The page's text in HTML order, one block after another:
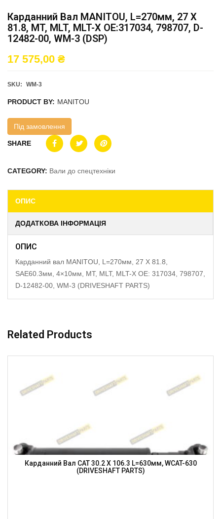
Карданний Вал MANITOU, L=270мм, 27 X
81.8, MT, MLT, MLT-X OE:317034, 798707, D-
12482-00, WM-3 (DSP)
17 575,00 ₴
SKU: WM-3
PRODUCT BY: MANITOU
Під замовлення
SHARE
CATEGORY: Вали до спецтехніки
ОПИС
ДОДАТКОВА ІНФОРМАЦІЯ
ОПИС
Карданний вал MANITOU, L=270мм, 27 X 81.8,
SAE60.3мм, 4×10мм, MT, MLT, MLT-X OE: 317034, 798707,
D-12482-00, WM-3 (DRIVESHAFT PARTS)
Related Products
Карданний Вал CAT 30.2 X 106.3 L=630мм, WCAT-630
(DRIVESHAFT PARTS)